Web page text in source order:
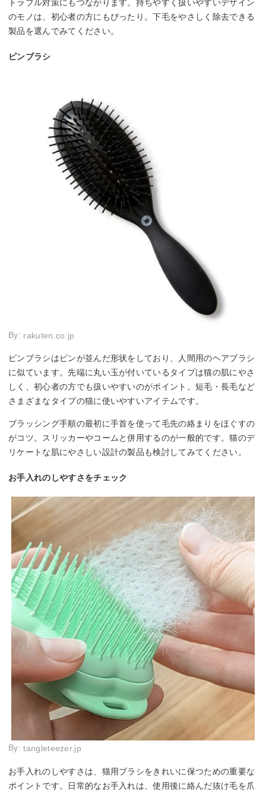
トラブル対策にもつながります。持ちやすく扱いやすいデザイン
のモノは、初心者の方にもぴったり。下毛をやさしく除去できる
製品を選んでみてください。
ピンブラシ
By: rakuten.co.jp
ピンブラシはピンが並んだ形状をしており、人間用のヘアブラシ
に似ています。先端に丸い玉が付いているタイプは猫の肌にやさ
しく、初心者の方でも扱いやすいのがポイント。短毛・長毛など
さまざまなタイプの猫に使いやすいアイテムです。
ブラッシング手順の最初に手首を使って毛先の絡まりをほぐすの
がコツ。スリッカーやコームと併用するのが一般的です。猫のデ
リケートな肌にやさしい設計の製品も検討してみてください。
お手入れのしやすさをチェック
By:tangleteezer.jp
お手入れのしやすさは、猫用ブラシをきれいに保つための重要な
ポイントです。日常的なお手入れは、使用後に絡んだ抜け毛を爪